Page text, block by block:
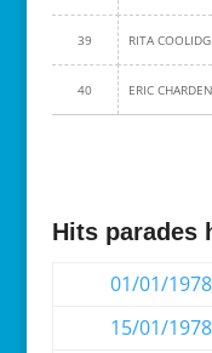
39 RITA
40 ERIC CHARDEN
Hits parades
01/01/1978
15/01/1978